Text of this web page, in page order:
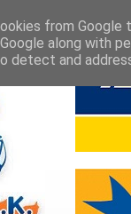
from Google
along with
detect and